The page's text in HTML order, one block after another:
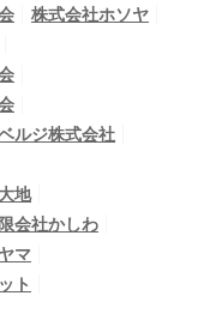
株式会社ホソヤ
ルジ株式会社
地
会社かしわ
マ
ト